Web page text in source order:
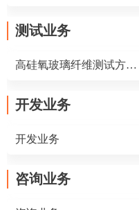
测试业务
高硅氧玻璃纤维测试方法 高硅氧玻璃纤维测试标准
开发业务
开发业务
咨询业务